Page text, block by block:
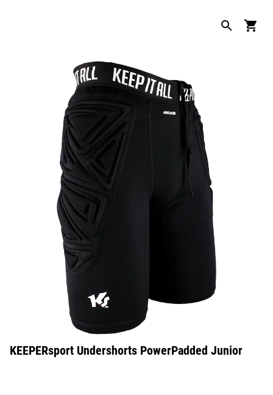
KEEPERsport Undershorts PowerPadded Junior